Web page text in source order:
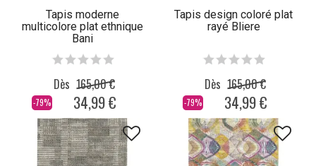
Tapis moderne
multicolore plat ethnique
Bani
-79%
Dès 165,00 €
34,99 €
Tapis design coloré plat
rayé Bliere
-79%
Dès 165,00 €
34,99 €